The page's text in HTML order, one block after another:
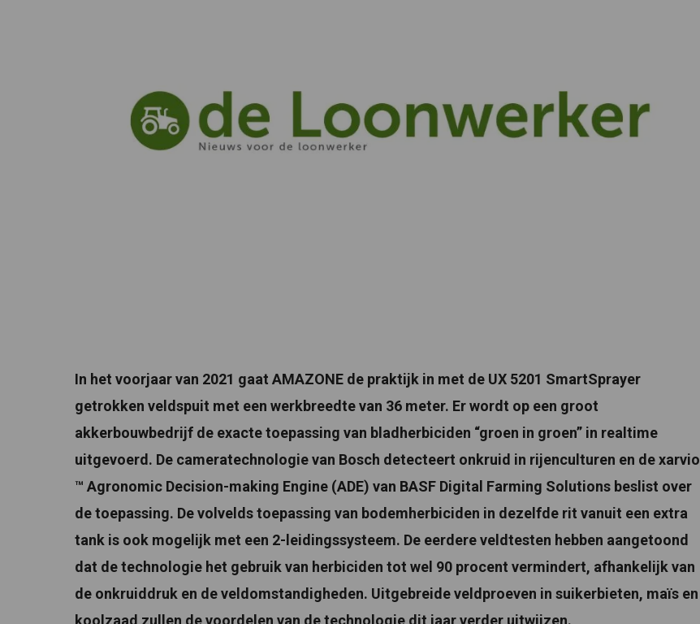
In het voorjaar van 2021 gaat AMAZONE de praktijk in met de UX 5201 SmartSprayer
getrokken veldspuit met een werkbreedte van 36 meter. Er wordt op een groot
akkerbouwbedrijf de exacte toepassing van bladherbiciden “groen in groen” in realtime
uitgevoerd. De cameratechnologie van Bosch detecteert onkruid in rijenculturen en de xarvio
™ Agronomic Decision-making Engine (ADE) van BASF Digital Farming Solutions beslist over
de toepassing. De volvelds toepassing van bodemherbiciden in dezelfde rit vanuit een extra
tank is ook mogelijk met een 2-leidingssysteem. De eerdere veldtesten hebben aangetoond
dat de technologie het gebruik van herbiciden tot wel 90 procent vermindert, afhankelijk van
de onkruiddruk en de veldomstandigheden. Uitgebreide veldproeven in suikerbieten, maïs en
koolzaad zullen de voordelen van de technologie dit jaar verder uitwijzen.